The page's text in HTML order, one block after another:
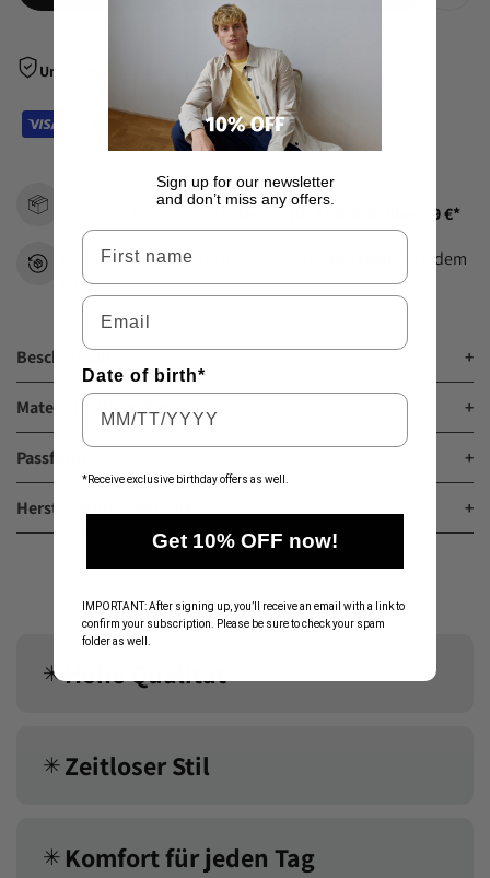
Unsere Bezahlarten
Kostenlos für Einkäufe über 79 €*
Kostenlose Rückgabe innerhalb von
nach dem
Kauf.
Beschreibung +
Material & Pflegehinweise +
Passform +
Herstellerinformationen +
✳︎Hohe Qualität
✳︎Zeitloser Stil
✳︎ Komfort für jeden Tag
Sign up for our newsletter
and don’t miss any offers.
Vorname
Email
Date of birth*
*Receive exclusive birthday offers as well.
Get 10% OFF now!
IMPORTANT: After signing up, you’ll receive an email with a link to
confirm your subscription. Please be sure to check your spam
folder as well.